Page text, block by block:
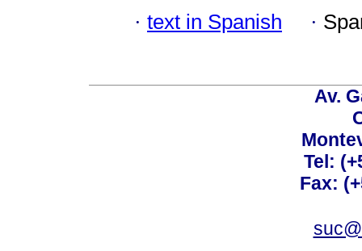
· text in Spanish ·
Av.
Tel:
Fax: